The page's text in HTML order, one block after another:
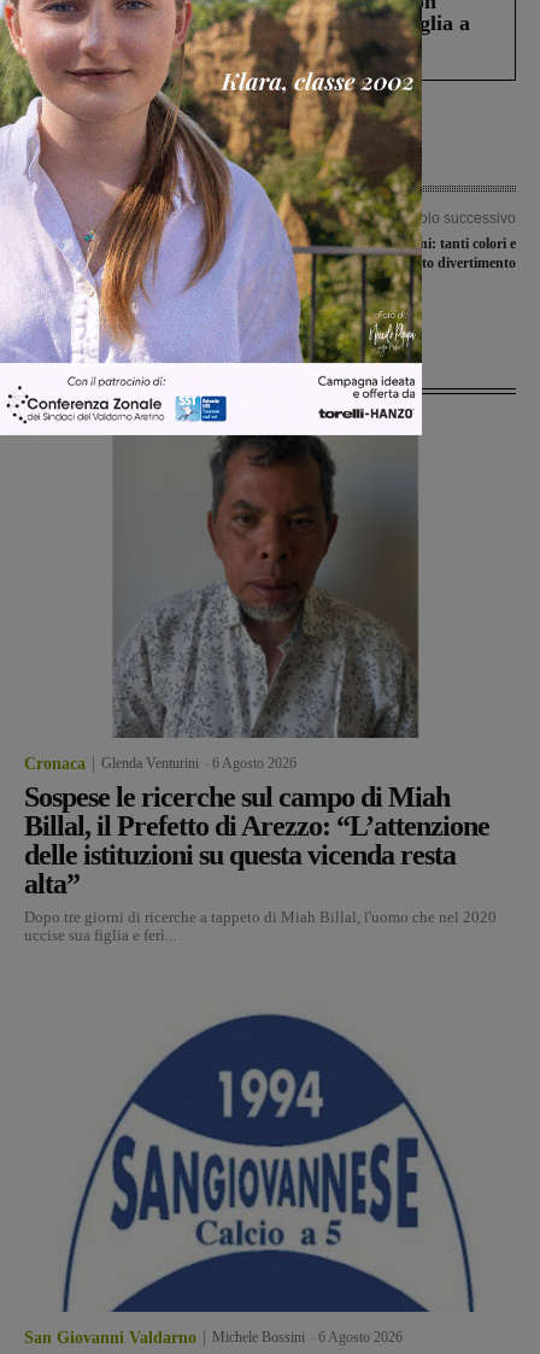
Fiorentino l’uomo che aveva ucciso la figlia a
Levane nel 2020
Articolo precedente
In fuga dal grande caldo: alla
scoperta dei fiumi valdarnesi. Ecco
dove fare il bagno immersi nella
natura
Articolo successivo
Festa degli aquiloni: tanti colori e
tanto divertimento
Ultime Notizie
Cronaca Glenda Venturini 6 Agosto 2026
Sospese le ricerche sul campo di Miah
Billal, il Prefetto di Arezzo: “L’attenzione
delle istituzioni su questa vicenda resta
alta”
Dopo tre giorni di ricerche a tappeto di Miah Billal, l'uomo che nel 2020
uccise sua figlia e ferì...
San Giovanni Valdarno Michele Bossini 6 Agosto 2026